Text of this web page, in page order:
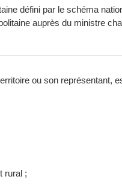
défini par le schéma
auprès du ministre
ou son représentant,
rural ;